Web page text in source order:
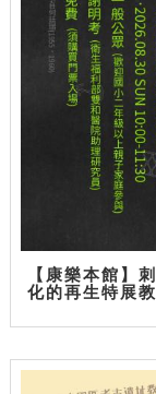
【康樂本館】
化的再生特展